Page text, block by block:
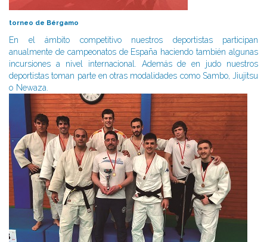
torneo de Bérgamo
En el ámbito competitivo nuestros deportistas participan
anualmente de campeonatos de España haciendo también algunas
incursiones a nivel internacional. Además de en judo nuestros
deportistas toman parte en otras modalidades como Sambo, Jiujitsu
o Newaza.